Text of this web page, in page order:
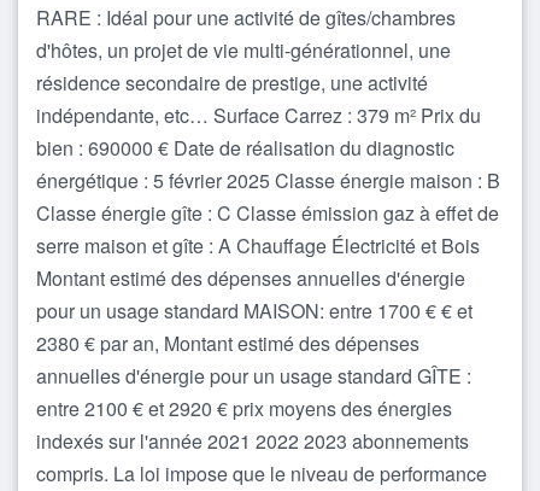
RARE : Idéal pour une activité de gîtes/chambres
d'hôtes, un projet de vie multi-générationnel, une
résidence secondaire de prestige, une activité
indépendante, etc… Surface Carrez : 379 m² Prix du
bien : 690000 € Date de réalisation du diagnostic
énergétique : 5 février 2025 Classe énergie maison : B
Classe énergie gîte : C Classe émission gaz à effet de
serre maison et gîte : A Chauffage Électricité et Bois
Montant estimé des dépenses annuelles d'énergie
pour un usage standard MAISON: entre 1700 € € et
2380 € par an, Montant estimé des dépenses
annuelles d'énergie pour un usage standard GÎTE :
entre 2100 € et 2920 € prix moyens des énergies
indexés sur l'année 2021 2022 2023 abonnements
compris. La loi impose que le niveau de performance